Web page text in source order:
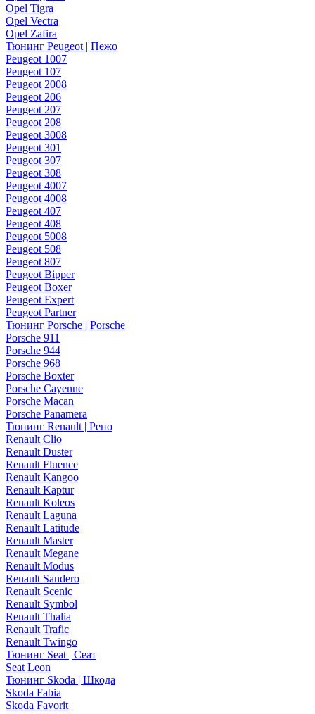
Opel Tigra
Opel Vectra
Opel Zafira
Тюнинг Peugeot | Пежо
Peugeot 1007
Peugeot 107
Peugeot 2008
Peugeot 206
Peugeot 207
Peugeot 208
Peugeot 3008
Peugeot 301
Peugeot 307
Peugeot 308
Peugeot 4007
Peugeot 4008
Peugeot 407
Peugeot 408
Peugeot 5008
Peugeot 508
Peugeot 807
Peugeot Bipper
Peugeot Boxer
Peugeot Expert
Peugeot Partner
Тюнинг Porsche | Porsche
Porsche 911
Porsche 944
Porsche 968
Porsche Boxter
Porsche Cayenne
Porsche Macan
Porsche Panamera
Тюнинг Renault | Рено
Renault Clio
Renault Duster
Renault Fluence
Renault Kangoo
Renault Kaptur
Renault Koleos
Renault Laguna
Renault Latitude
Renault Master
Renault Megane
Renault Modus
Renault Sandero
Renault Scenic
Renault Symbol
Renault Thalia
Renault Trafic
Renault Twingo
Тюнинг Seat | Сеат
Seat Leon
Тюнинг Skoda | Шкода
Skoda Fabia
Skoda Favorit